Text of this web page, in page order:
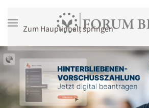
Zum Hauptinhalt springen